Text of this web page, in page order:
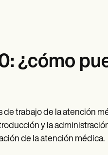
¿cómo
de trabajo de la atención
y la
de la atención médica.